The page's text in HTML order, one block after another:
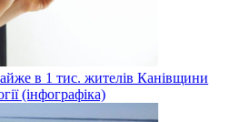
в 1 тис. жителів Канівщини
(інфографіка)